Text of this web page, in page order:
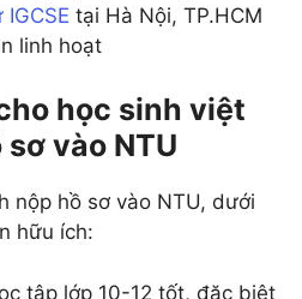
IGCSE tại Hà Nội, TP.HCM
linh hoạt
học sinh việt
vào NTU
nộp hồ sơ vào NTU, dưới
hữu ích:
tập lớp 10-12 tốt, đặc biệt